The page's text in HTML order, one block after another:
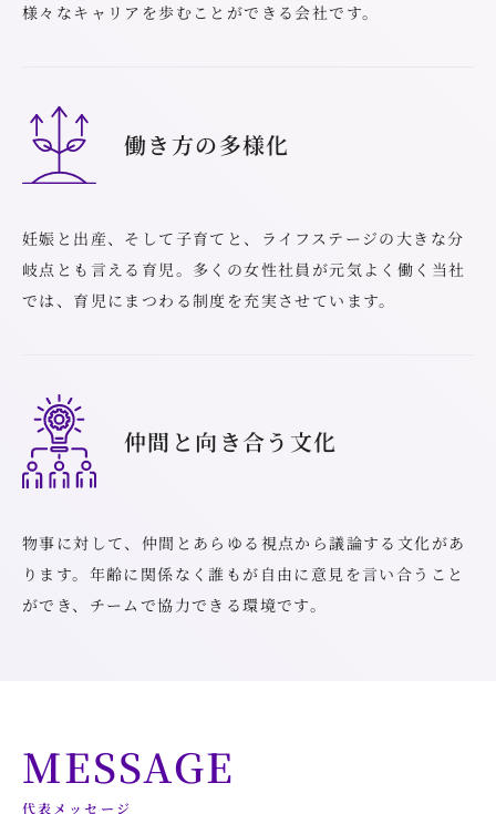
様々なキャリアを歩むことができる会社です。
働き方の多様化
妊娠と出産、そして子育てと、ライフステージの大きな分
岐点とも言える育児。多くの女性社員が元気よく働く当社
では、育児にまつわる制度を充実させています。
仲間と向き合う文化
物事に対して、仲間とあらゆる視点から議論する文化があ
ります。年齢に関係なく誰もが自由に意見を言い合うこと
ができ、チームで協力できる環境です。
MESSAGE
代表メッセージ